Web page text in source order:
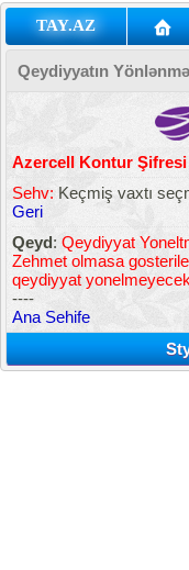
TAY.AZ
Qeydiyyatın
Azercell Kontur
Sehv:Keçmiş vaxtı
Geri
Qeyd: Qeydiyyat
Zehmet olmasa
qeydiyyat
----
Ana Sehife